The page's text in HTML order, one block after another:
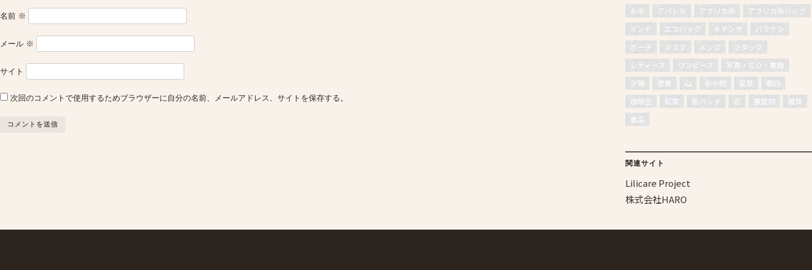
名前 ※
メール ※
サイト
次回のコメントで使用するためブラウザーに自分の名前、メールアドレス、サイトを保存する。
お米 アパレル アフリカ布
アフリカ布バッグ
インド
エコバッグ キテンゲ
バラナシ
ポーチ
マスク メンズ
ラダック
レディース
ワンピース
写真・ＣＤ・書籍
夕陽
夜景 山 布小物 星景
朝日
珈琲豆
紅葉 缶バッチ 花 農産物
雑貨
食品
関連サイト
Lilicare Project
株式会社HARO